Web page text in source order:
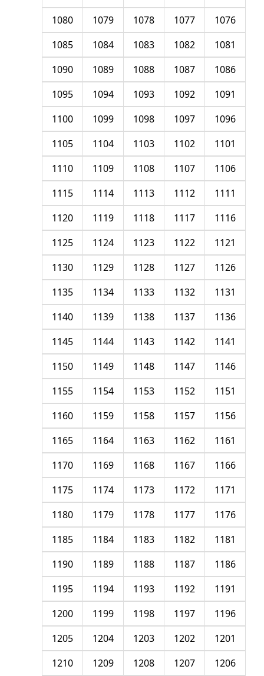
1076
1077
1078
1079
1080
1081
1082
1083
1084
1085
1086
1087
1088
1089
1090
1091
1092
1093
1094
1095
1096
1097
1098
1099
1100
1101
1102
1103
1104
1105
1106
1107
1108
1109
1110
1111
1112
1113
1114
1115
1116
1117
1118
1119
1120
1121
1122
1123
1124
1125
1126
1127
1128
1129
1130
1131
1132
1133
1134
1135
1136
1137
1138
1139
1140
1141
1142
1143
1144
1145
1146
1147
1148
1149
1150
1151
1152
1153
1154
1155
1156
1157
1158
1159
1160
1161
1162
1163
1164
1165
1166
1167
1168
1169
1170
1171
1172
1173
1174
1175
1176
1177
1178
1179
1180
1181
1182
1183
1184
1185
1186
1187
1188
1189
1190
1191
1192
1193
1194
1195
1196
1197
1198
1199
1200
1201
1202
1203
1204
1205
1206
1207
1208
1209
1210